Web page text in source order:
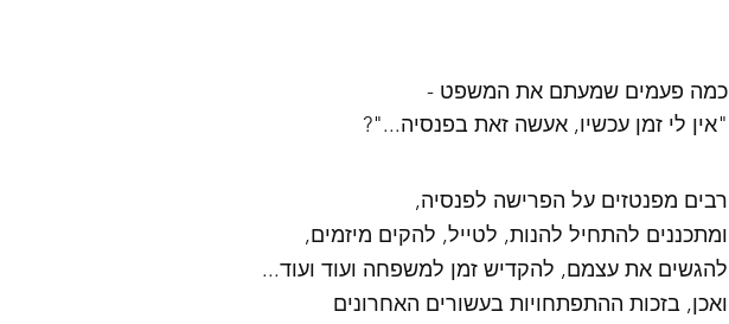
כמה פעמים שמעתם את המשפט -
"אין לי זמן עכשיו, אעשה זאת בפנסיה..."?
רבים מפנטזים על הפרישה לפנסיה,
ומתכננים להתחיל להנות, לטייל, להקים מיזמים,
להגשים את עצמם, להקדיש זמן למשפחה ועוד ועוד...
ואכן, בזכות ההתפתחויות בעשורים האחרונים